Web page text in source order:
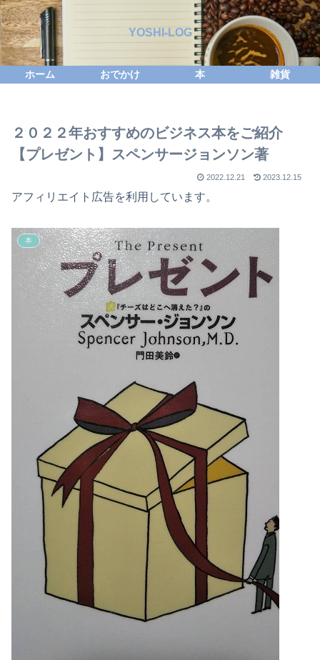
YOSHI-LOG
ホーム おでかけ 本 雑貨
２０２２年おすすめのビジネス本をご紹介
【プレゼント】スペンサージョンソン著
2022.12.21 2023.12.15
アフィリエイト広告を利用しています。
本